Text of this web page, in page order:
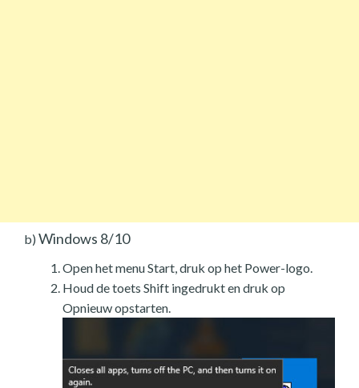
b) Windows 8/10
Open het menu Start, druk op het Power-logo.
Houd de toets Shift ingedrukt en druk op
Opnieuw opstarten.